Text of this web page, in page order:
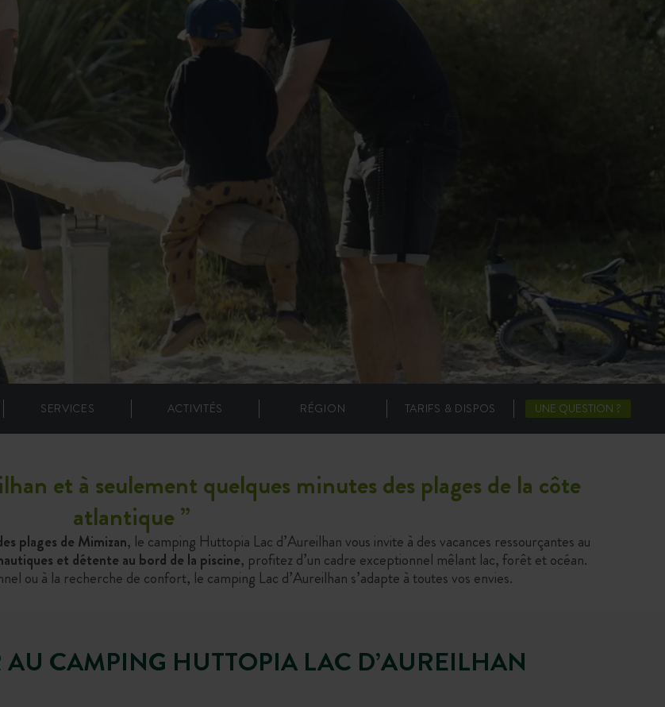
SERVICES ACTIVITÉS RÉGION TARIFS & DISPOS UNE QUESTION ?
et à seulement quelques minutes des plages de la côte
atlantique”
plages de Mimizan, le camping Huttopia Lac d’Aureilhan vous invite à des vacances ressourçantes au
et détente au bord de la piscine, profitez d’un cadre exceptionnel mêlant lac, forêt et océan.
ou à la recherche de confort, le camping Lac d’Aureilhan s’adapte à toutes vos envies.
AU CAMPING HUTTOPIA LAC D’AUREILHAN